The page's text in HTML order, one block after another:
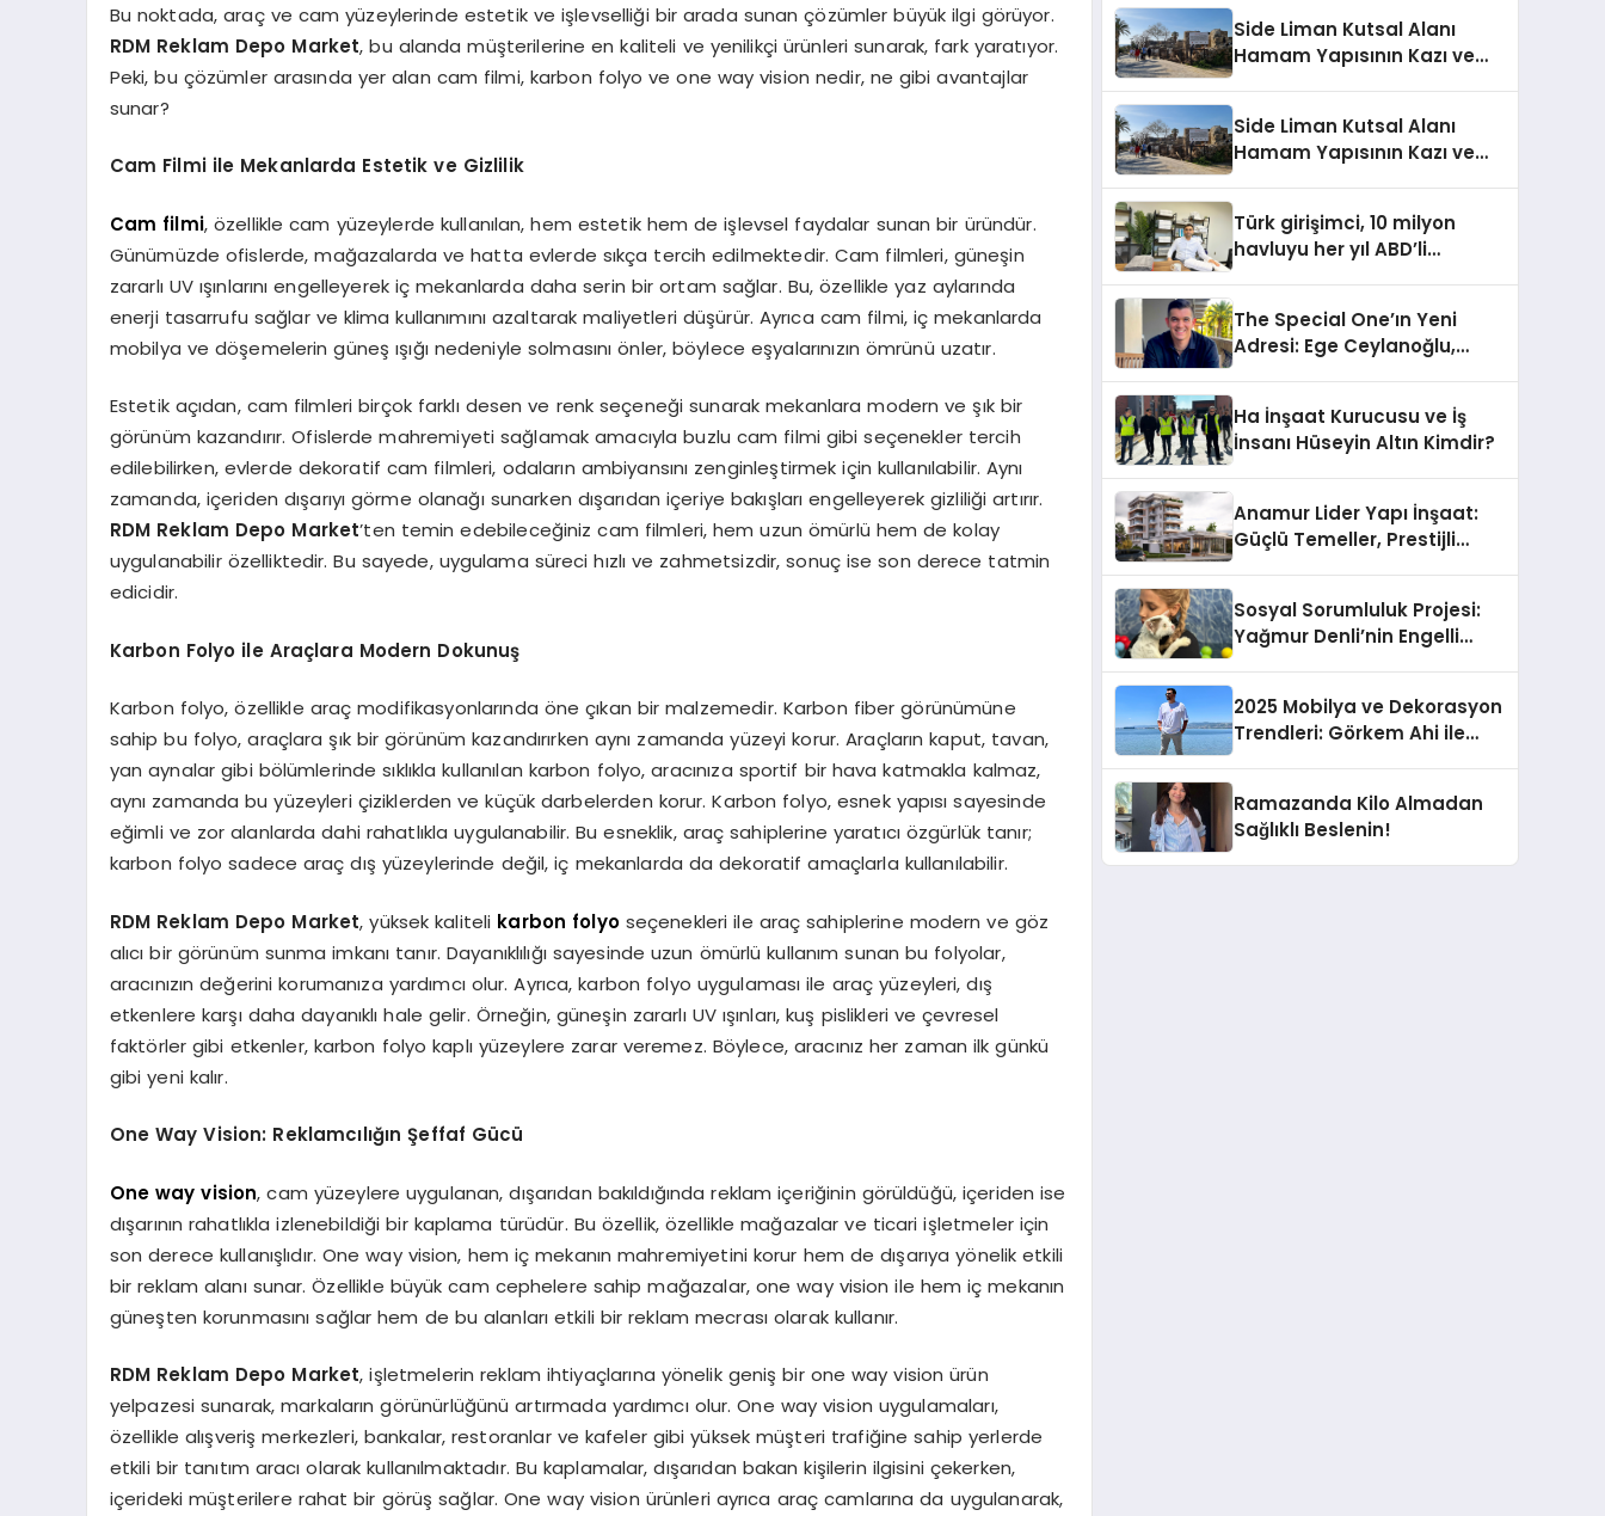
Bu noktada, araç ve cam yüzeylerinde estetik ve işlevselliği bir arada sunan çözümler büyük ilgi görüyor.
RDM Reklam Depo Market, bu alanda müşterilerine en kaliteli ve yenilikçi ürünleri sunarak, fark yaratıyor.
Peki, bu çözümler arasında yer alan cam filmi, karbon folyo ve one way vision nedir, ne gibi avantajlar
sunar?
Cam Filmi ile Mekanlarda Estetik ve Gizlilik
Cam filmi, özellikle cam yüzeylerde kullanılan, hem estetik hem de işlevsel faydalar sunan bir üründür.
Günümüzde ofislerde, mağazalarda ve hatta evlerde sıkça tercih edilmektedir. Cam filmleri, güneşin
zararlı UV ışınlarını engelleyerek iç mekanlarda daha serin bir ortam sağlar. Bu, özellikle yaz aylarında
enerji tasarrufu sağlar ve klima kullanımını azaltarak maliyetleri düşürür. Ayrıca cam filmi, iç mekanlarda
mobilya ve döşemelerin güneş ışığı nedeniyle solmasını önler, böylece eşyalarınızın ömrünü uzatır.
Estetik açıdan, cam filmleri birçok farklı desen ve renk seçeneği sunarak mekanlara modern ve şık bir
görünüm kazandırır. Ofislerde mahremiyeti sağlamak amacıyla buzlu cam filmi gibi seçenekler tercih
edilebilirken, evlerde dekoratif cam filmleri, odaların ambiyansını zenginleştirmek için kullanılabilir. Aynı
zamanda, içeriden dışarıyı görme olanağı sunarken dışarıdan içeriye bakışları engelleyerek gizliliği artırır.
RDM Reklam Depo Market’ten temin edebileceğiniz cam filmleri, hem uzun ömürlü hem de kolay
uygulanabilir özelliktedir. Bu sayede, uygulama süreci hızlı ve zahmetsizdir, sonuç ise son derece tatmin
edicidir.
Karbon Folyo ile Araçlara Modern Dokunuş
Karbon folyo, özellikle araç modifikasyonlarında öne çıkan bir malzemedir. Karbon fiber görünümüne
sahip bu folyo, araçlara şık bir görünüm kazandırırken aynı zamanda yüzeyi korur. Araçların kaput, tavan,
yan aynalar gibi bölümlerinde sıklıkla kullanılan karbon folyo, aracınıza sportif bir hava katmakla kalmaz,
aynı zamanda bu yüzeyleri çiziklerden ve küçük darbelerden korur. Karbon folyo, esnek yapısı sayesinde
eğimli ve zor alanlarda dahi rahatlıkla uygulanabilir. Bu esneklik, araç sahiplerine yaratıcı özgürlük tanır;
karbon folyo sadece araç dış yüzeylerinde değil, iç mekanlarda da dekoratif amaçlarla kullanılabilir.
RDM Reklam Depo Market, yüksek kaliteli karbon folyoseçenekleri ile araç sahiplerine modern ve göz
alıcı bir görünüm sunma imkanı tanır. Dayanıklılığı sayesinde uzun ömürlü kullanım sunan bu folyolar,
aracınızın değerini korumanıza yardımcı olur. Ayrıca, karbon folyo uygulaması ile araç yüzeyleri, dış
etkenlere karşı daha dayanıklı hale gelir. Örneğin, güneşin zararlı UV ışınları, kuş pislikleri ve çevresel
faktörler gibi etkenler, karbon folyo kaplı yüzeylere zarar veremez. Böylece, aracınız her zaman ilk günkü
gibi yeni kalır.
One Way Vision: Reklamcılığın Şeffaf Gücü
One way vision, cam yüzeylere uygulanan, dışarıdan bakıldığında reklam içeriğinin görüldüğü, içeriden ise
dışarının rahatlıkla izlenebildiği bir kaplama türüdür. Bu özellik, özellikle mağazalar ve ticari işletmeler için
son derece kullanışlıdır. One way vision, hem iç mekanın mahremiyetini korur hem de dışarıya yönelik etkili
bir reklam alanı sunar. Özellikle büyük cam cephelere sahip mağazalar, one way vision ile hem iç mekanın
güneşten korunmasını sağlar hem de bu alanları etkili bir reklam mecrası olarak kullanır.
RDM Reklam Depo Market, işletmelerin reklam ihtiyaçlarına yönelik geniş bir one way vision ürün
yelpazesi sunarak, markaların görünürlüğünü artırmada yardımcı olur. One way vision uygulamaları,
özellikle alışveriş merkezleri, bankalar, restoranlar ve kafeler gibi yüksek müşteri trafiğine sahip yerlerde
etkili bir tanıtım aracı olarak kullanılmaktadır. Bu kaplamalar, dışarıdan bakan kişilerin ilgisini çekerken,
içerideki müşterilere rahat bir görüş sağlar. One way vision ürünleri ayrıca araç camlarına da uygulanarak,
Side Liman Kutsal Alanı
Hamam Yapısının Kazı ve
Katkılarıyla Tamamlandı
Side Liman Kutsal Alanı
Hamam Yapısının Kazı ve
Katkılarıyla Tamamlandı
Türk girişimci, 10 milyon
havluyu her yıl ABD’li
The Special One’ın Yeni
Adresi: Ege Ceylanoğlu,
Geliyor!
Ha İnşaat Kurucusu ve İş
İnsanı Hüseyin Altın Kimdir?
Anamur Lider Yapı İnşaat:
Güçlü Temeller, Prestijli
Sosyal Sorumluluk Projesi:
Yağmur Denli’nin Engelli
2025 Mobilya ve Dekorasyon
Trendleri: Görkem Ahi ile
Ramazanda Kilo Almadan
Sağlıklı Beslenin!